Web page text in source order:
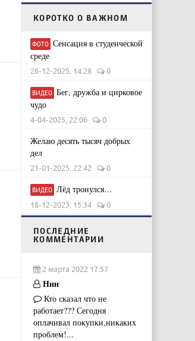
КОРОТКО О ВАЖНОМ
ФОТО Сенсация в студенческой
среде
26-12-2025, 14:28 0
ВИДЕО Бег, дружба и цирковое
чудо
4-04-2025, 22:06 0
Желаю десять тысяч добрых
дел
21-01-2025, 22:42 0
ВИДЕО Лёд тронулся…
18-12-2023, 15:34 0
ПОСЛЕДНИЕ
КОММЕНТАРИИ
2 марта 2022 17:57
Ннн
Кто сказал что не
работает??? Сегодня
оплачивал покупки,никаких
проблем!...